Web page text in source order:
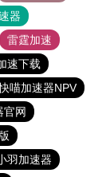
器
雷霆加速
速下载
喵加速器NPV
官网
羽加速器